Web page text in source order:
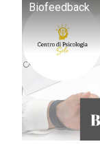
Biofeedback